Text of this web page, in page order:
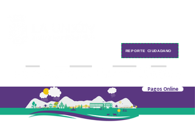
Pagos Online
REPORTE CIUDADANO